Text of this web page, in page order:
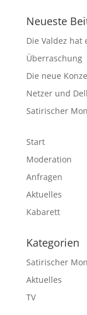
Neueste
Die Valdez hat
Überraschung
Die neue
Netzer und
Satirischer
Start
Moderation
Anfragen
Aktuelles
Kabarett
Kategorien
Satirischer
Aktuelles
TV